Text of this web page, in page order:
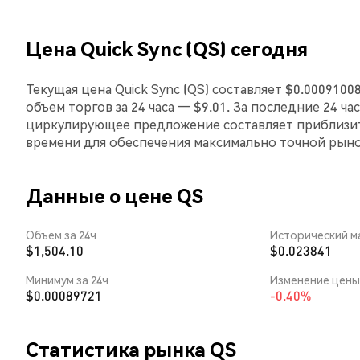
Цена Quick Sync (QS) сегодня
Текущая цена Quick Sync (QS) составляет
объем торгов за 24 часа — $9.01. За последние 24
циркулирующее предложение составляет
времени для обеспечения максимально точной
Данные о цене QS
Объем за 24ч
$1,504.10
Исторический
$0.023841
Минимум за 24ч
$0.00089721
Изменение цены
-0.40%
Статистика рынка QS